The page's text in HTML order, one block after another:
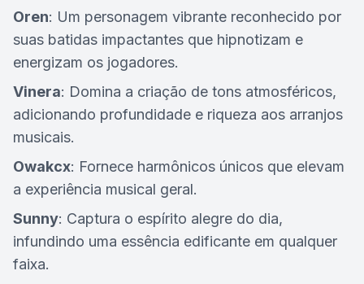
Oren: Um personagem vibrante reconhecido por
suas batidas impactantes que hipnotizam e
energizam os jogadores.
Vinera: Domina a criação de tons atmosféricos,
adicionando profundidade e riqueza aos arranjos
musicais.
Owakcx: Fornece harmônicos únicos que elevam
a experiência musical geral.
Sunny: Captura o espírito alegre do dia,
infundindo uma essência edificante em qualquer
faixa.